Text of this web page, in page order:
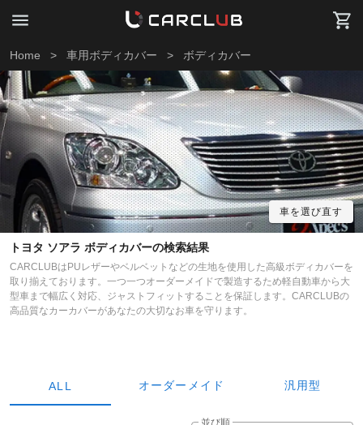
Home > 車用ボディカバー > ボディカバー
車を選び直す
トヨタ ソアラ ボディカバーの検索結果
CARCLUBはPUレザーやベルベットなどの生地を使用した高級ボディカバーを
取り揃えております。一つ一つオーダーメイドで製造するため軽自動車から大
型車まで幅広く対応、ジャストフィットすることを保証します。CARCLUBの
高品質なカーカバーがあなたの大切なお車を守ります。
ALL オーダーメイド 汎用型
並び順